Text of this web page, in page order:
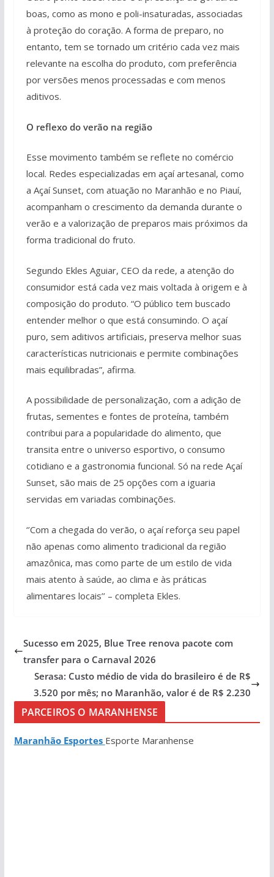
boas, como as mono e poli-insaturadas, associadas
à proteção do coração. A forma de preparo, no
entanto, tem se tornado um critério cada vez mais
relevante na escolha do produto, com preferência
por versões menos processadas e com menos
aditivos.
O reflexo do verão na região
Esse movimento também se reflete no comércio
local. Redes especializadas em açaí artesanal, como
a Açaí Sunset, com atuação no Maranhão e no Piauí,
acompanham o crescimento da demanda durante o
verão e a valorização de preparos mais próximos da
forma tradicional do fruto.
Segundo Ekles Aguiar, CEO da rede, a atenção do
consumidor está cada vez mais voltada à origem e à
composição do produto. “O público tem buscado
entender melhor o que está consumindo. O açaí
puro, sem aditivos artificiais, preserva melhor suas
características nutricionais e permite combinações
mais equilibradas”, afirma.
A possibilidade de personalização, com a adição de
frutas, sementes e fontes de proteína, também
contribui para a popularidade do alimento, que
transita entre o universo esportivo, o consumo
cotidiano e a gastronomia funcional. Só na rede Açaí
Sunset, são mais de 25 opções com a iguaria
servidas em variadas combinações.
‘’Com a chegada do verão, o açaí reforça seu papel
não apenas como alimento tradicional da região
amazônica, mas como parte de um estilo de vida
mais atento à saúde, ao clima e às práticas
alimentares locais’’ – completa Ekles.
Sucesso em 2025, Blue Tree renova pacote com
transfer para o Carnaval 2026
Serasa: Custo médio de vida do brasileiro é de R$
3.520 por mês; no Maranhão, valor é de R$ 2.230
PARCEIROS O MARANHENSE
Maranhão Esportes Esporte Maranhense